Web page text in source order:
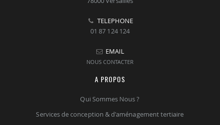
TELEPHONE
01 87 124 124
EMAIL
NOUS CONTACTER
A PROPOS
Qui Sommes Nous ?
Services de conception & d'aménagement tertiaire